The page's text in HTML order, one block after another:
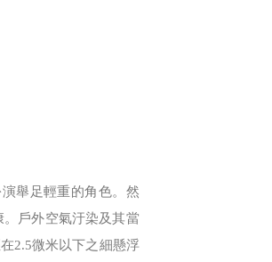
舉足輕重的角色。然
戶外空氣汙染及其當
2.5微米以下之細懸浮